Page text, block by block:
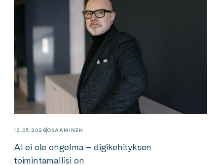
12.05.2026 OSAAMINEN
AI ei ole ongelma – digikehityksen
toimintamallisi on